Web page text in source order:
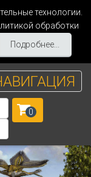
технологии.
обработки
Подробнее...
0